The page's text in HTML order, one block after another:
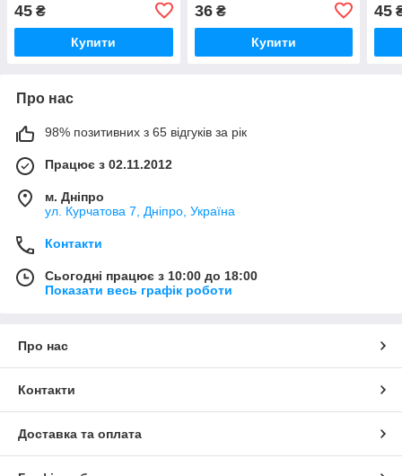
45 ₴
Купити
36₴
Купити
45
Про нас
98% позитивних з 65 відгуків за рік
Працює з 02.11.2012
м. Дніпро
ул. Курчатова 7, Дніпро, Україна
Контакти
Сьогодні працює з 10:00 до 18:00
Показати весь графік роботи
Про нас
Контакти
Доставка та оплата